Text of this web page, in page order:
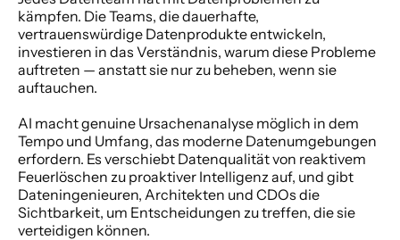
kämpfen. Die Teams, die dauerhafte,
vertrauenswürdige Datenprodukte entwickeln,
investieren in das Verständnis, warum diese Probleme
auftreten — anstatt sie nur zu beheben, wenn sie
auftauchen.
AI macht genuine Ursachenanalyse möglich in dem
Tempo und Umfang, das moderne Datenumgebungen
erfordern. Es verschiebt Datenqualität von reaktivem
Feuerlöschen zu proaktiver Intelligenz auf, und gibt
Dateningenieuren, Architekten und CDOs die
Sichtbarkeit, um Entscheidungen zu treffen, die sie
verteidigen können.